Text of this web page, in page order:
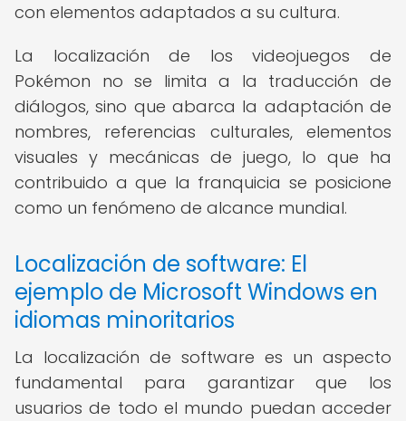
con elementos adaptados a su cultura.
La localización de los videojuegos de
Pokémon no se limita a la traducción de
diálogos, sino que abarca la adaptación de
nombres, referencias culturales, elementos
visuales y mecánicas de juego, lo que ha
contribuido a que la franquicia se posicione
como un fenómeno de alcance mundial.
Localización de software: El
ejemplo de Microsoft Windows en
idiomas minoritarios
La localización de software es un aspecto
fundamental para garantizar que los
usuarios de todo el mundo puedan acceder